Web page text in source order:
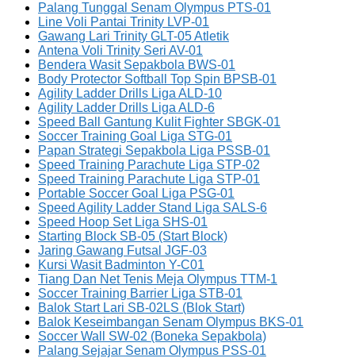
Palang Tunggal Senam Olympus PTS-01
Line Voli Pantai Trinity LVP-01
Gawang Lari Trinity GLT-05 Atletik
Antena Voli Trinity Seri AV-01
Bendera Wasit Sepakbola BWS-01
Body Protector Softball Top Spin BPSB-01
Agility Ladder Drills Liga ALD-10
Agility Ladder Drills Liga ALD-6
Speed Ball Gantung Kulit Fighter SBGK-01
Soccer Training Goal Liga STG-01
Papan Strategi Sepakbola Liga PSSB-01
Speed Training Parachute Liga STP-02
Speed Training Parachute Liga STP-01
Portable Soccer Goal Liga PSG-01
Speed Agility Ladder Stand Liga SALS-6
Speed Hoop Set Liga SHS-01
Starting Block SB-05 (Start Block)
Jaring Gawang Futsal JGF-03
Kursi Wasit Badminton Y-C01
Tiang Dan Net Tenis Meja Olympus TTM-1
Soccer Training Barrier Liga STB-01
Balok Start Lari SB-02LS (Blok Start)
Balok Keseimbangan Senam Olympus BKS-01
Soccer Wall SW-02 (Boneka Sepakbola)
Palang Sejajar Senam Olympus PSS-01